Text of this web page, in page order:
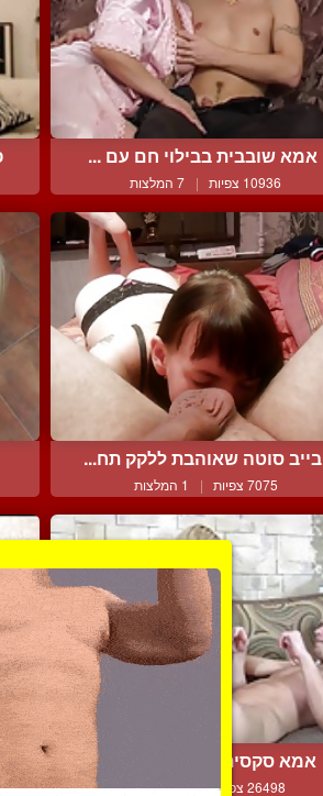
אמא שובבית בבילוי חם עם ...
10936 צפיות | 7 המלצות
בייב סוטה שאוהבת ללקק תח...
7075 צפיות | 1 המלצות
אמא סקסית ויפה מזדיינת ע...
26498 צפיות | 10 המלצות